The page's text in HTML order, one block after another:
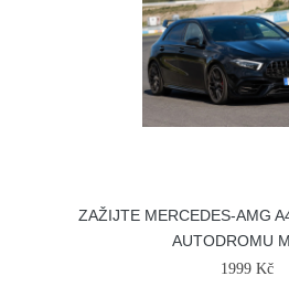
ZAŽIJTE MERCEDES-AMG
AUTODROMU
1999 Kč